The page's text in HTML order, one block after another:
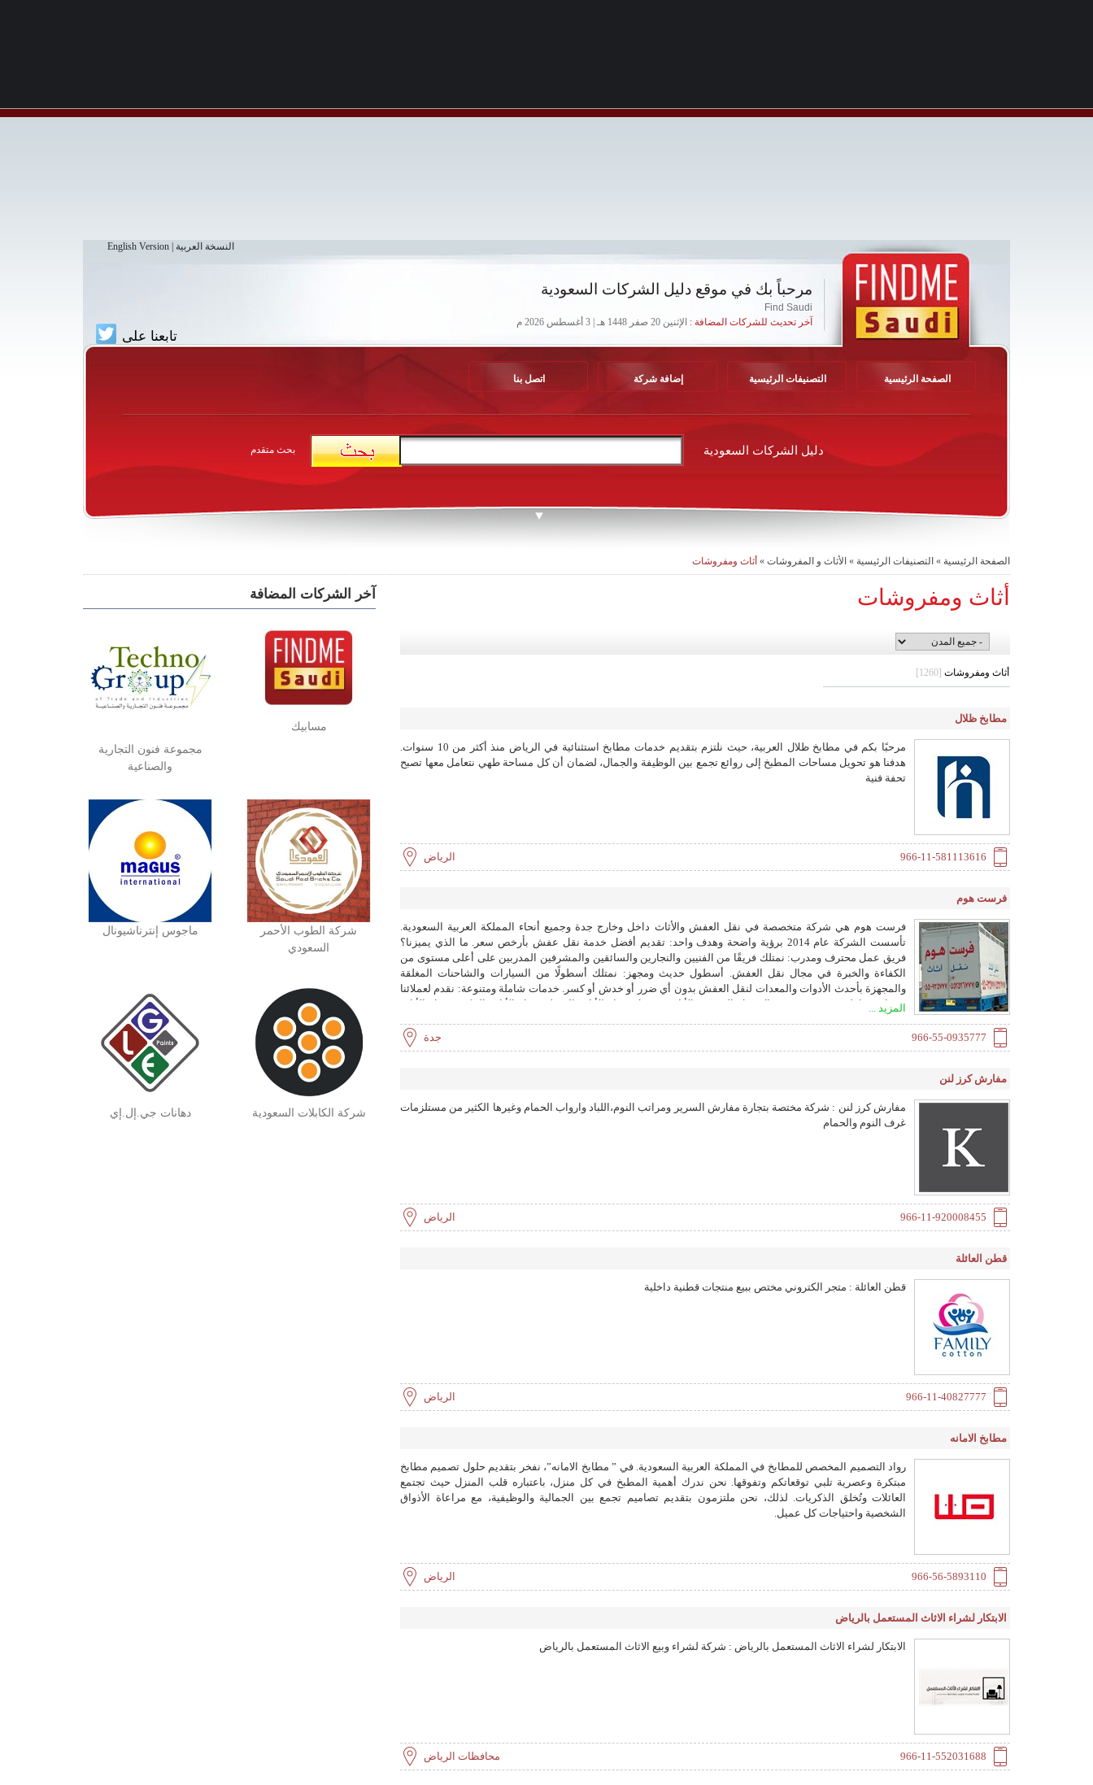
النسخة العربية English Version
مرحباً بك في موقع دليل الشركات السعودية
Find Saudi
آخر تحديث للشركات المضافة : الإثنين 20 صفر 1448 هـ | 3 أغسطس 2026 م
تابعنا على
الصفحة الرئيسية التصنيفات الرئيسية إضافة شركة اتصل بنا
دليل الشركات السعودية بحث متقدم
الصفحة الرئيسية » التصنيفات الرئيسية » الأثاث و المفروشات » أثاث ومفروشات
أثاث ومفروشات
أثاث ومفروشات [1260]
مطابخ ظلال
مرحبًا بكم في مطابخ ظلال العربية، حيث نلتزم بتقديم خدمات مطابخ استثنائية في الرياض منذ أكثر من 10 سنوات.
هدفنا هو تحويل مساحات المطبخ إلى روائع تجمع بين الوظيفة والجمال، لضمان أن كل مساحة طهي نتعامل معها تصبح
تحفة فنية
966-11-581113616 الرياض
فرست هوم
فرست هوم هي شركة متخصصة في نقل العفش والأثاث داخل وخارج جدة وجميع أنحاء المملكة العربية السعودية.
تأسست الشركة عام 2014 برؤية واضحة وهدف واحد: تقديم أفضل خدمة نقل عفش بأرخص سعر. ما الذي يميزنا؟
فريق عمل محترف ومدرب: نمتلك فريقًا من الفنيين والنجارين والسائقين والمشرفين المدربين على أعلى مستوى من
الكفاءة والخبرة في مجال نقل العفش. أسطول حديث ومجهز: نمتلك أسطولًا من السيارات والشاحنات المغلقة
والمجهزة بأحدث الأدوات والمعدات لنقل العفش بدون أي ضرر أو خدش أو كسر. خدمات شاملة ومتنوعة: نقدم لعملائنا
خدمات شاملة ومتنوعة في مجال نقل العفش والأثاث، تشمل: نقل الأثاث المنزلي نقل الأثاث المكتبي نقل الأثاث
تنافسية وبأسعار مناسبة لجميع الميزانيات. ضمان جودة: نضمن لعملائنا سلامة ونقل عفشهم بدون أي خسارة أو تلف.
رضا العملاء: نسعى دائمًا لتقديم أفضل خدمة لعملائنا وتحقيق رضاهم التام. لماذا تختار فرست هوم؟ خبرة واسعة: تمتلك
https://firsthoome.com/
المزيد ...
966-55-0935777 جدة
مفارش كرز لنن
مفارش كرز لنن : شركة مختصة بتجارة مفارش السرير ومراتب النوم،اللباد وارواب الحمام وغيرها الكثير من مستلزمات
غرف النوم والحمام
966-11-920008455 الرياض
قطن العائلة
قطن العائلة : متجر الكتروني مختص ببيع منتجات قطنية داخلية
966-11-40827777 الرياض
مطابخ الامانه
رواد التصميم المخصص للمطابخ في المملكة العربية السعودية. في ” مطابخ الامانه”، نفخر بتقديم حلول تصميم مطابخ
مبتكرة وعصرية تلبي توقعاتكم وتفوقها. نحن ندرك أهمية المطبخ في كل منزل، باعتباره قلب المنزل حيث تجتمع
العائلات وتُخلق الذكريات. لذلك، نحن ملتزمون بتقديم تصاميم تجمع بين الجمالية والوظيفية، مع مراعاة الأذواق
الشخصية واحتياجات كل عميل.
966-56-5893110 الرياض
الابتكار لشراء الاثاث المستعمل بالرياض
الابتكار لشراء الاثاث المستعمل بالرياض : شركة لشراء وبيع الاثاث المستعمل بالرياض
966-11-552031688 محافظات الرياض
آخر الشركات المضافة
مسابيك
مجموعة فنون التجارية
والصناعية
شركة الطوب الأحمر
السعودي
ماجوس إنترناشيونال
شركة الكابلات السعودية دهانات جي.إل.إي